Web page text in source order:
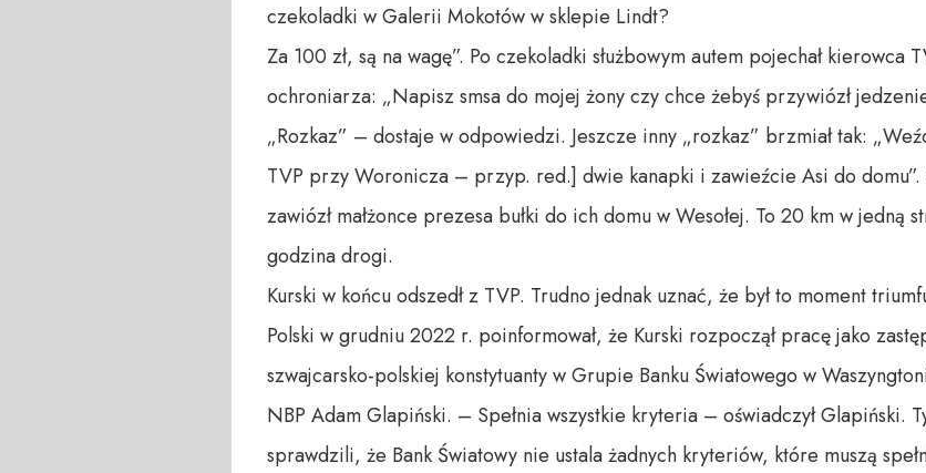
czekoladki w Galerii Mokotów w sklepie Lindt?
Za 100 zł, są na wagę”. Po czekoladki służbowym autem pojechał kierowca
ochroniarza: „Napisz smsa do mojej żony czy chce żebyś przywiózł
„Rozkaz” – dostaje w odpowiedzi. Jeszcze inny „rozkaz” brzmiał tak:
TVP przy Woronicza – przyp. red.] dwie kanapki i zawieźcie Asi do domu”.
zawiózł małżonce prezesa bułki do ich domu w Wesołej. To 20 km w jedną
godzina drogi.
Kurski w końcu odszedł z TVP. Trudno jednak uznać, że był to moment
Polski w grudniu 2022 r. poinformował, że Kurski rozpoczął pracę jako
szwajcarsko-polskiej konstytuanty w Grupie Banku Światowego w
NBP Adam Glapiński. – Spełnia wszystkie kryteria – oświadczył Glapiński.
sprawdzili, że Bank Światowy nie ustala żadnych kryteriów, które muszą